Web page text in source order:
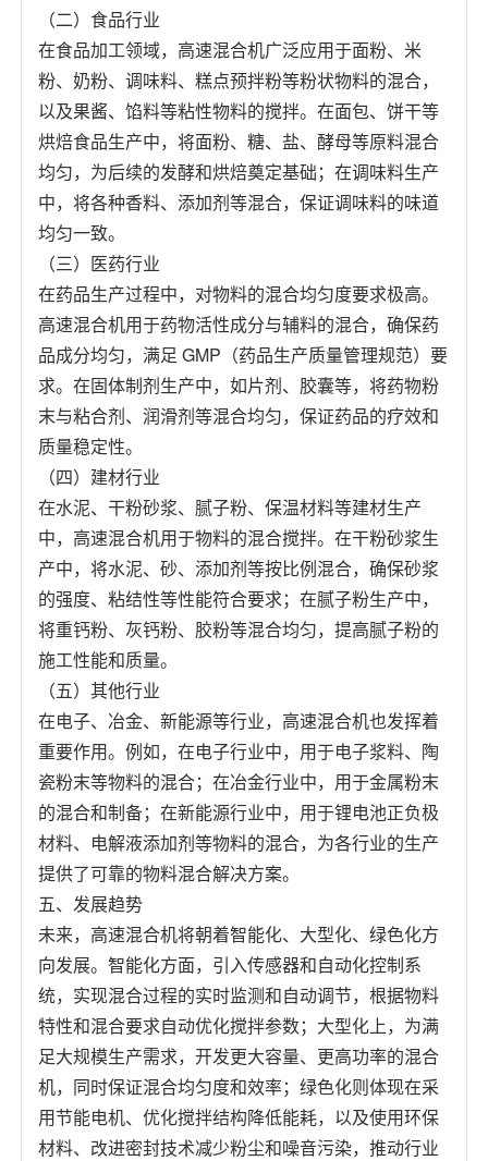
（二）食品行业
在食品加工领域，高速混合机广泛应用于面粉、米
粉、奶粉、调味料、糕点预拌粉等粉状物料的混合，
以及果酱、馅料等粘性物料的搅拌。在面包、饼干等
烘焙食品生产中，将面粉、糖、盐、酵母等原料混合
均匀，为后续的发酵和烘焙奠定基础；在调味料生产
中，将各种香料、添加剂等混合，保证调味料的味道
均匀一致。
（三）医药行业
在药品生产过程中，对物料的混合均匀度要求极高。
高速混合机用于药物活性成分与辅料的混合，确保药
品成分均匀，满足 GMP（药品生产质量管理规范）要
求。在固体制剂生产中，如片剂、胶囊等，将药物粉
末与粘合剂、润滑剂等混合均匀，保证药品的疗效和
质量稳定性。
（四）建材行业
在水泥、干粉砂浆、腻子粉、保温材料等建材生产
中，高速混合机用于物料的混合搅拌。在干粉砂浆生
产中，将水泥、砂、添加剂等按比例混合，确保砂浆
的强度、粘结性等性能符合要求；在腻子粉生产中，
将重钙粉、灰钙粉、胶粉等混合均匀，提高腻子粉的
施工性能和质量。
（五）其他行业
在电子、冶金、新能源等行业，高速混合机也发挥着
重要作用。例如，在电子行业中，用于电子浆料、陶
瓷粉末等物料的混合；在冶金行业中，用于金属粉末
的混合和制备；在新能源行业中，用于锂电池正负极
材料、电解液添加剂等物料的混合，为各行业的生产
提供了可靠的物料混合解决方案。
五、发展趋势
未来，高速混合机将朝着智能化、大型化、绿色化方
向发展。智能化方面，引入传感器和自动化控制系
统，实现混合过程的实时监测和自动调节，根据物料
特性和混合要求自动优化搅拌参数；大型化上，为满
足大规模生产需求，开发更大容量、更高功率的混合
机，同时保证混合均匀度和效率；绿色化则体现在采
用节能电机、优化搅拌结构降低能耗，以及使用环保
材料、改进密封技术减少粉尘和噪音污染，推动行业